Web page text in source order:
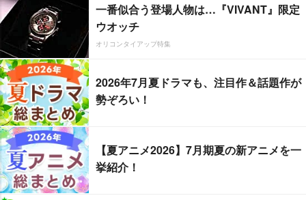
一番似合う登場人物は…『VIVANT』限定
ウオッチ
オリコンタイアップ特集
2026年7月夏ドラマも、注目作＆話題作が
勢ぞろい！
【夏アニメ2026】7月期夏の新アニメを一
挙紹介！